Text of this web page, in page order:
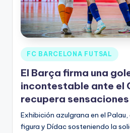
FC BARCELONA FUTSAL
El Barça firma una
incontestable ante el
recupera
Exhibición azulgrana en el
figura y Dídac sosteniendo la